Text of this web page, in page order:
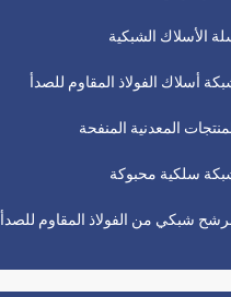
الأسلاك الشبكية
أسلاك الفولاذ المقاوم للصدأ
المعدنية المنفحة
سلكية محبوكة
شبكي من الفولاذ المقاوم للصدأ